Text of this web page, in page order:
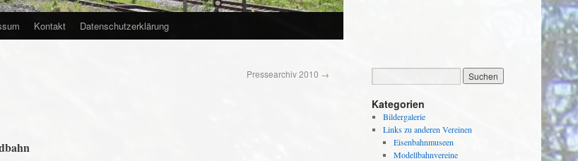
Kontakt Datenschutzerklärung
Pressearchiv 2010 →
Kategorien
Bildergalerie
Links zu anderen Vereinen
Eisenbahnmuseen
Modellbahnvereine